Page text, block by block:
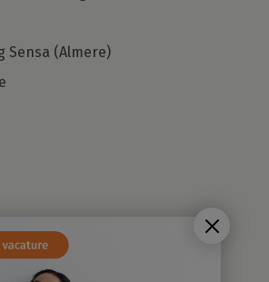
Sensa (Almere)